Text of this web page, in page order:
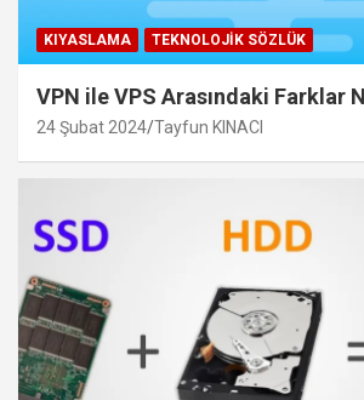
KIYASLAMA TEKNOLOJIK SÖZLÜK
VPN ile VPS Arasındaki Farklar
24 Şubat 2024 Tayfun KINACI